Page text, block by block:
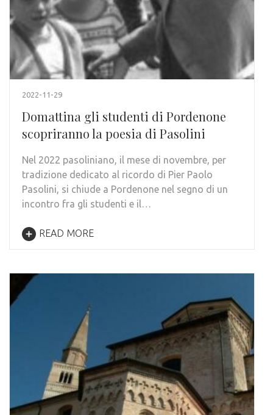
2022-11-29
Domattina gli studenti di Pordenone
scopriranno la poesia di Pasolini
Nel 2022 pasoliniano, il mese di novembre, per
tradizione dedicato al ricordo di Pier Paolo
Pasolini, si chiude a Pordenone nel segno di un
incontro fra gli studenti e il…
READ MORE